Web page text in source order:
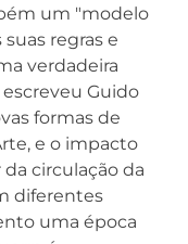
um "modelo
regras e
verdadeira
Guido
formas de
e o impacto
circulação da
diferentes
uma época